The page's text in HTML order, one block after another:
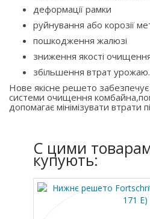
деформації рамки
руйнування або корозії
пошкодження жалюзі
зниження якості
збільшення втрат урожаю.
Нове якісне решето
системи очищення
допомагає мінімізувати втрати
C цими
купують: